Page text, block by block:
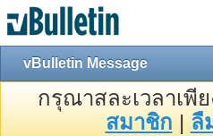
vBulletin Message
กรุณาสละเวลาเพี
สมาชิก | ลื